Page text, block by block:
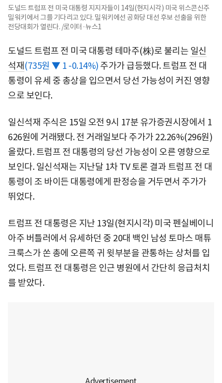
도널드 트럼프 전 미국 대통령 지지자들이 14일(현지시각) 미국 위스콘신주
밀워키에서 그를 기다리고 있다. 밀워키에선 공화당 대선 후보 선출을 위한
전당대회가 열린다. /로이터·뉴스1
도널드 트럼프 전 미국 대통령 테마주(株)로 불리는 일신
석재 (735원 ▼ 1 -0.14%) 주가가 급등했다. 트럼프 전 대
통령이 유세 중 총상을 입으면서 당선 가능성이 커진 영향
으로 보인다.
일신석재 주식은 15일 오전 9시 17분 유가증권시장에서 1
626원에 거래됐다. 전 거래일보다 주가가 22.26%(296원)
올랐다. 트럼프 전 대통령의 당선 가능성이 오른 영향으로
보인다. 일신석재는 지난달 1차 TV 토론 결과 트럼프 전 대
통령이 조 바이든 대통령에게 판정승을 거두면서 주가가
뛰었다.
트럼프 전 대통령은 지난 13일(현지시각) 미국 펜실베이니
아주 버틀러에서 유세하던 중 20대 백인 남성 토마스 매튜
크룩스가 쏜 총에 오른쪽 귀 윗부분을 관통하는 상처를 입
었다. 트럼프 전 대통령은 인근 병원에서 간단히 응급처치
를 받았다.